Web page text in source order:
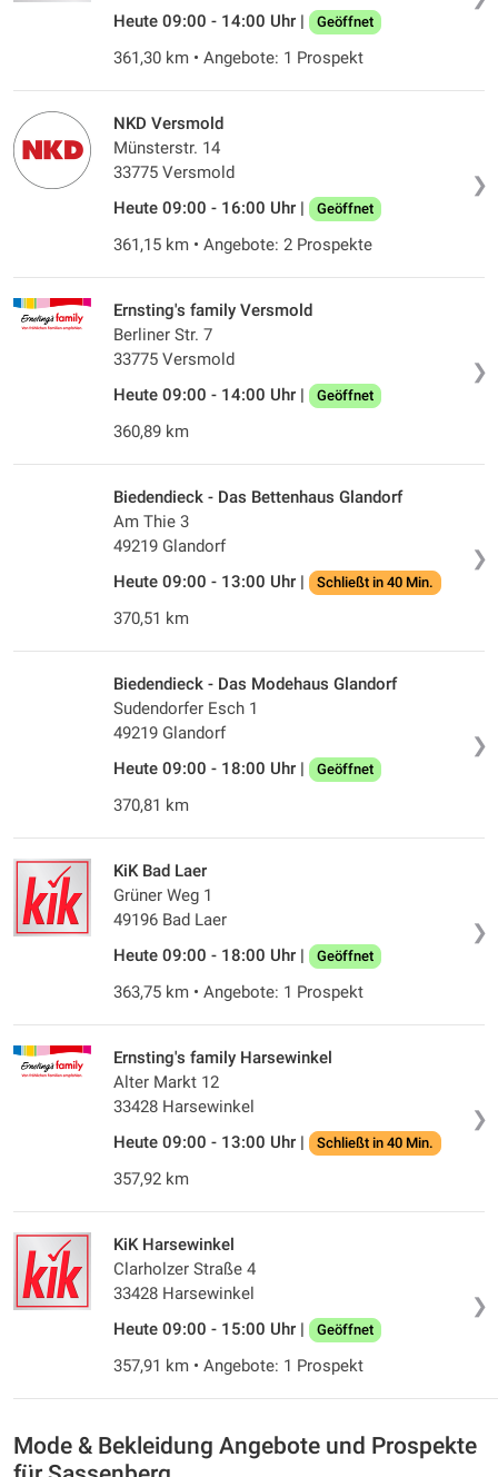
Heute 09:00 - 14:00 Uhr |
Geöffnet
361,30 km • Angebote: 1 Prospekt
❯
NKD Versmold
Münsterstr. 14
33775 Versmold
Heute 09:00 - 16:00 Uhr |
Geöffnet
361,15 km • Angebote: 2 Prospekte
❯
Ernsting's family Versmold
Berliner Str. 7
33775 Versmold
Heute 09:00 - 14:00 Uhr |
Geöffnet
360,89 km
❯
Biedendieck - Das Bettenhaus Glandorf
Am Thie 3
49219 Glandorf
Heute 09:00 - 13:00 Uhr |
Schließt in 40 Min.
370,51 km
❯
Biedendieck - Das Modehaus Glandorf
Sudendorfer Esch 1
49219 Glandorf
Heute 09:00 - 18:00 Uhr |
Geöffnet
370,81 km
❯
KiK Bad Laer
Grüner Weg 1
49196 Bad Laer
Heute 09:00 - 18:00 Uhr |
Geöffnet
363,75 km • Angebote: 1 Prospekt
❯
Ernsting's family Harsewinkel
Alter Markt 12
33428 Harsewinkel
Heute 09:00 - 13:00 Uhr |
Schließt in 40 Min.
357,92 km
❯
KiK Harsewinkel
Clarholzer Straße 4
33428 Harsewinkel
Heute 09:00 - 15:00 Uhr |
Geöffnet
357,91 km • Angebote: 1 Prospekt
Mode & Bekleidung Angebote und Prospekte